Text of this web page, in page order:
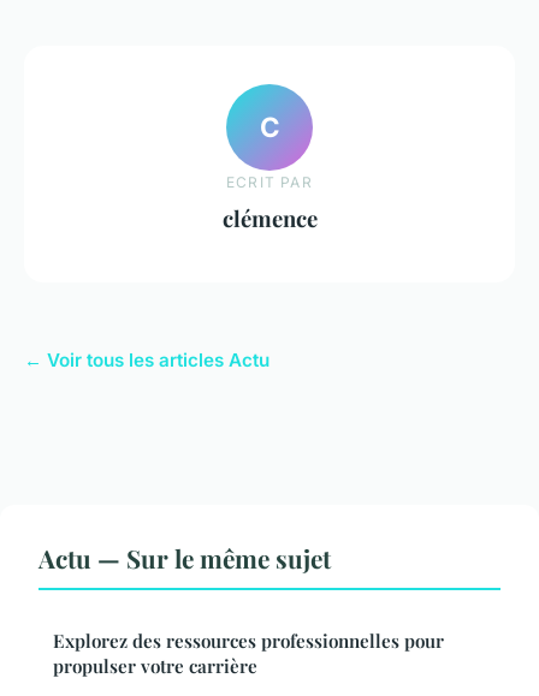
C
ECRIT PAR
clémence
← Voir tous les articles Actu
Actu — Sur le même sujet
Explorez des ressources professionnelles pour
propulser votre carrière